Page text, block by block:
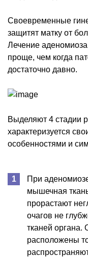
Своевременные
защитят матку от
Лечение
проще, чем когда
достаточно давно.
Выделяют 4 стадии
характеризуется
особенностями и
При
мышечная
прорастают
очагов не
тканей органа.
расположены